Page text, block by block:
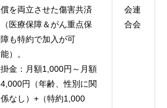
償を両立させた傷害共済
（医療保障＆がん重点保
障も特約で加入が可
能）。
掛金：月額1,000円～月額
4,000円（年齢、性別に関
係なし）+（特約1,000
会連
合会